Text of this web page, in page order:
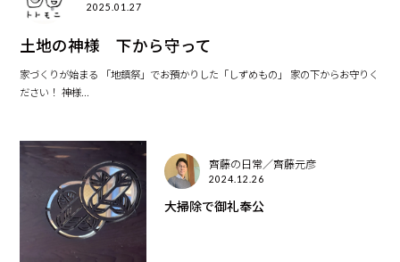
2025.01.27
土地の神様 下から守って
家づくりが始まる 「地鎮祭」でお預かりした「しずめもの」 家の下からお守りく
ださい！ 神様...
齊藤の日常／齊藤元彦
2024.12.26
大掃除で御礼奉公